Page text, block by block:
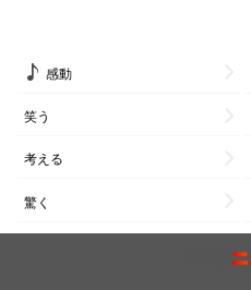
感動
笑う
考える
驚く